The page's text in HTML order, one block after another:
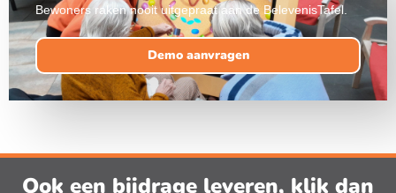
Bewoners raken nooit uitgepraat aan de BelevenisTafel.
Demo aanvragen
Ook een bijdrage leveren, klik dan